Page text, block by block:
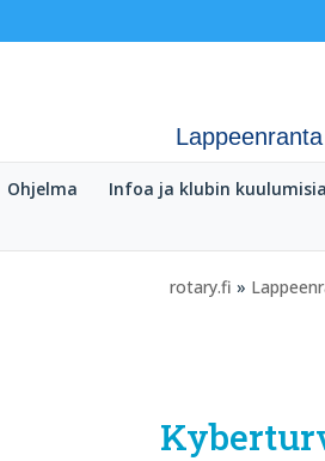
Ohjelma Infoa ja klubin kuulumisia
rotary.fi »